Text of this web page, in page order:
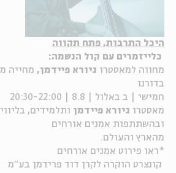
היכל התרבות, פתח תקווה
כלייזמרים עם קול הנשמה:
מחווה למאסטרו גיורא פיידמן, מחייה
בדורנו
חמישי | ב באלול | 8.8 | 20:30-22:00
מאסטרו גיורא פיידמן
ובהשתתפות אמנים אורחים
מהארץ והעולם.
*ראו פירוט אמנים אורחים
קונצרט הוקרה לקרן דוד פרידמן בע"מ